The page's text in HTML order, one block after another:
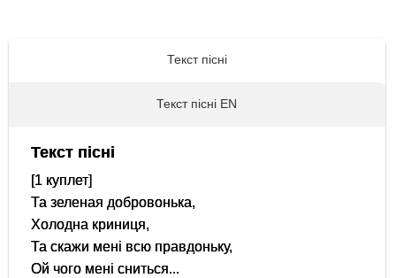
Текст пісні
Текст пісні EN
Текст пісні
[1 куплет]
Та зеленая добровонька,
Холодна криниця,
Та скажи мені всю правдоньку,
Ой чого мені сниться...